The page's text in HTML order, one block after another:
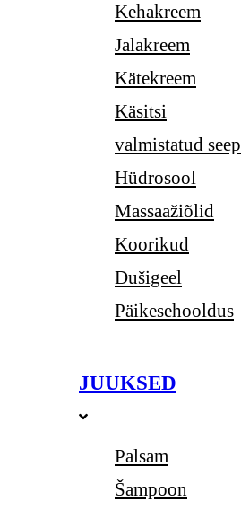
Kehakreem
Jalakreem
Kätekreem
Käsitsi
valmistatud seep
Hüdrosool
Massaažiõlid
Koorikud
Dušigeel
Päikesehooldus
JUUKSED
Palsam
Šampoon